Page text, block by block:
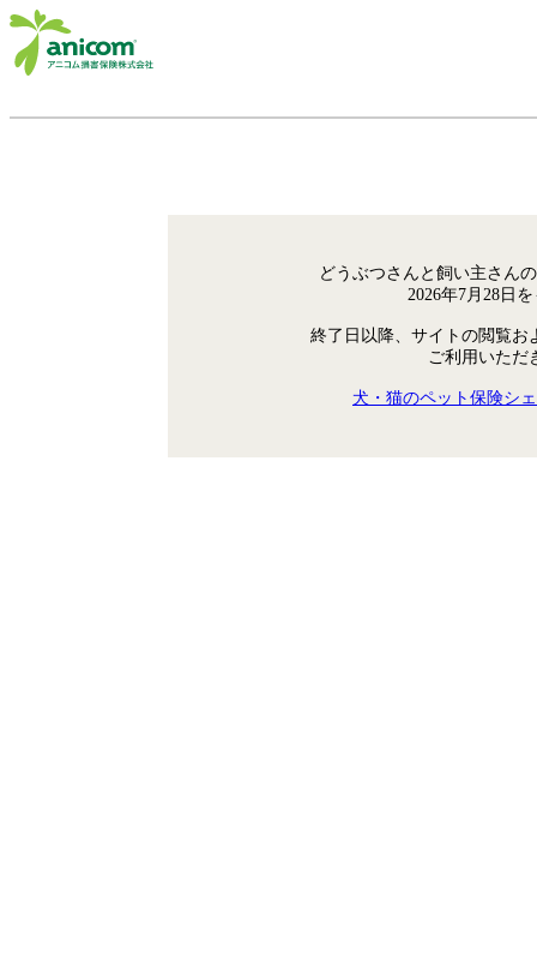
どうぶつさんと飼い主さん
2026年7月28日
終了日以降、サイトの閲覧お
ご利用いただ
犬・猫のペット保険シ